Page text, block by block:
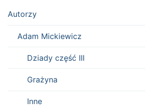
Autorzy
Adam Mickiewicz
Dziady część III
Grażyna
Inne